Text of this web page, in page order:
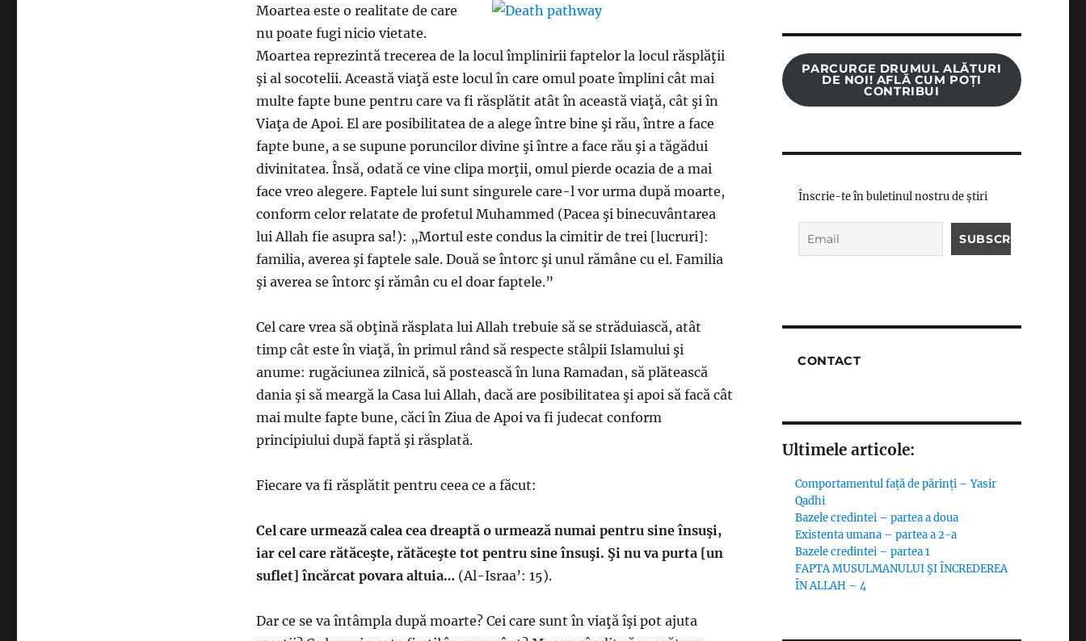
Moartea este o realitate de care
nu poate fugi nicio vietate.
Moartea reprezintă trecerea de la locul împlinirii faptelor la locul răsplăţii
şi al socotelii. Această viaţă este locul în care omul poate împlini cât mai
multe fapte bune pentru care va fi răsplătit atât în această viaţă, cât şi în
Viaţa de Apoi. El are posibilitatea de a alege între bine şi rău, între a face
fapte bune, a se supune poruncilor divine şi între a face rău şi a tăgădui
divinitatea. Însă, odată ce vine clipa morţii, omul pierde ocazia de a mai
face vreo alegere. Faptele lui sunt singurele care-l vor urma după moarte,
conform celor relatate de profetul Muhammed (Pacea şi binecuvântarea
lui Allah fie asupra sa!): „Mortul este condus la cimitir de trei [lucruri]:
familia, averea şi faptele sale. Două se întorc şi unul rămâne cu el. Familia
şi averea se întorc şi rămân cu el doar faptele.”
Cel care vrea să obţină răsplata lui Allah trebuie să se străduiască, atât
timp cât este în viaţă, în primul rând să respecte stâlpii Islamului şi
anume: rugăciunea zilnică, să postească în luna Ramadan, să plătească
dania şi să meargă la Casa lui Allah, dacă are posibilitatea şi apoi să facă cât
mai multe fapte bune, căci în Ziua de Apoi va fi judecat conform
principiului după faptă şi răsplată.
Fiecare va fi răsplătit pentru ceea ce a făcut:
Cel care urmează calea cea dreaptă o urmează numai pentru sine însuşi,
iar cel care rătăceşte, rătăceşte tot pentru sine însuşi. Şi nu va purta [un
suflet] încărcat povara altuia… (Al-Israa’: 15).
Dar ce se va întâmpla după moarte? Cei care sunt în viaţă îşi pot ajuta
PARCURGE DRUMUL ALĂTURI
DE NOI! AFLĂ CUM POȚI
CONTRIBUI
Înscrie-te în buletinul nostru de știri
CONTACT
Ultimele articole:
Comportamentul față de părinți – Yasir
Qadhi
Bazele credintei – partea a doua
Existenta umana – partea a 2-a
Bazele credintei – partea 1
FAPTA MUSULMANULUI ŞI ÎNCREDEREA
ÎN ALLAH – 4